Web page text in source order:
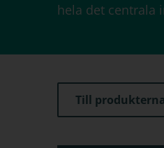
hela det centrala
Till produkterna